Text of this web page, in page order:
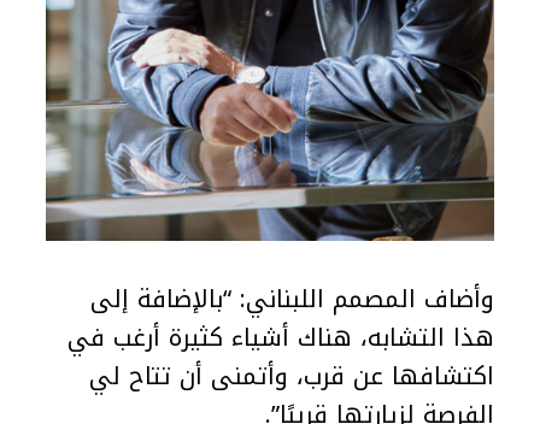
وأضاف المصمم اللبناني: “بالإضافة إلى
هذا التشابه، هناك أشياء كثيرة أرغب في
اكتشافها عن قرب، وأتمنى أن تتاح لي
الفرصة لزيارتها قريبًا”.